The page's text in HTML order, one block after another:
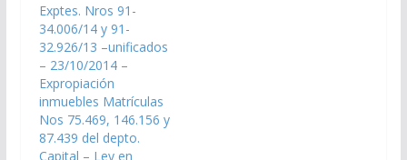
Matrículas
Nos 170.313, 92.324,
89.362 y 89.363, del
departamento Capital,
con destino a la
adjudicación en venta
a sus ocupantes de los
barrios 15 de
Exptes. Nros 91-
34.006/14 y 91-
32.926/13 –unificados
– 23/10/2014 –
Expropiación
inmuebles Matrículas
Nos 75.469, 146.156 y
87.439 del depto.
Capital – Ley en